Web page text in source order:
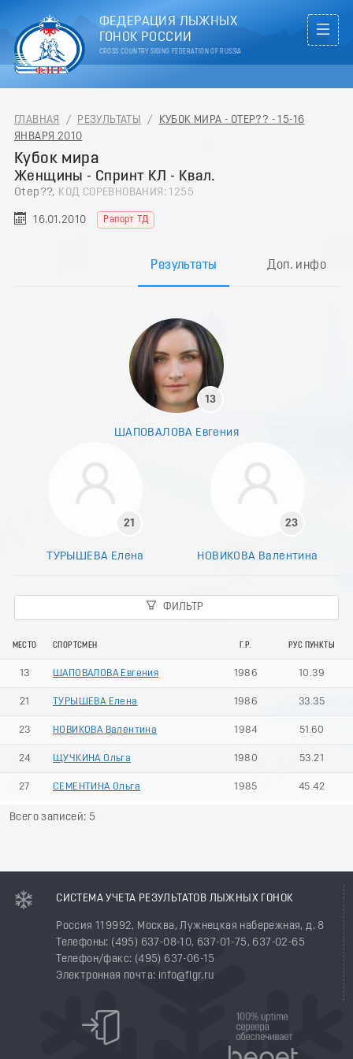
ФЕДЕРАЦИЯ ЛЫЖНЫХ
ГОНОК РОССИИ
CROSS COUNTRY SKIING FEDERATION OF RUSSIA
ГЛАВНАЯ / РЕЗУЛЬТАТЫ /
КУБОК МИРА - OTEP?? - 15-16
ЯНВАРЯ 2010
Кубок мира
Женщины - Спринт КЛ - Квал.
Otep??, КОД СОРЕВНОВАНИЯ: 1255
16.01.2010 Рапорт ТД
Результаты Доп. инфо
13
ШАПОВАЛОВА Евгения
21
ТУРЫШЕВА Елена
23
НОВИКОВА Валентина
ФИЛЬТР
МЕСТО СПОРТСМЕН Г.Р. РУС ПУНКТЫ
13 ШАПОВАЛОВА Евгения 1986 10.39
21 ТУРЫШЕВА Елена 1986 33.35
23 НОВИКОВА Валентина 1984 51.60
24 ЩУЧКИНА Ольга 1980 53.21
27 СЕМЕНТИНА Ольга 1985 45.42
Всего записей: 5
СИСТЕМА УЧЕТА РЕЗУЛЬТАТОВ ЛЫЖНЫХ ГОНОК
Россия 119992, Москва, Лужнецкая набережная, д. 8
Телефоны: (495) 637-08-10, 637-01-75, 637-02-65
Телефон/факс: (495) 637-06-15
Электронная почта: info@flgr.ru